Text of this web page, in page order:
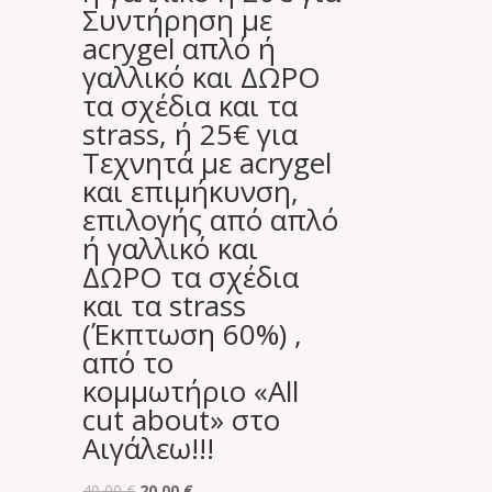
Συντήρηση με
acrygel απλό ή
γαλλικό και ΔΩΡΟ
τα σχέδια και τα
strass, ή 25€ για
Τεχνητά με acrygel
και επιμήκυνση,
επιλογής από απλό
ή γαλλικό και
ΔΩΡΟ τα σχέδια
και τα strass
(Έκπτωση 60%) ,
από το
κομμωτήριο «All
cut about» στο
Αιγάλεω!!!